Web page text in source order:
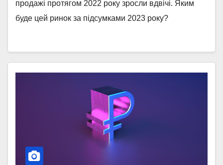
продажі протягом 2022 року зросли вдвічі. Яким
буде цей ринок за підсумками 2023 року?